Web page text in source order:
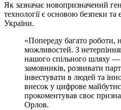
Як зазначає новопризначений
технології є основою безпеки та
України.
«Попереду багато роботи,
можливостей. З
нашого спільного шляху —
замовників, розвивати
інвестувати в людей та
внесок у цифрове
прокоментував своє
Орлов.